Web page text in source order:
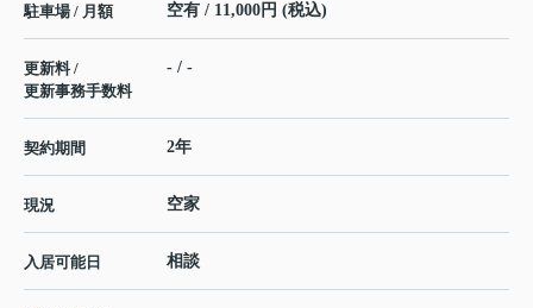
駐車場 / 月額 空有 / 11,000円 (税込)
更新料 /
更新事務手数料
- / -
契約期間 2年
現況 空家
入居可能日 相談